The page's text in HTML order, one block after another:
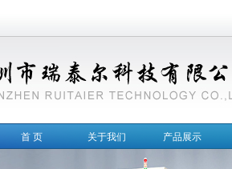
首 页 关于我们 产品展示